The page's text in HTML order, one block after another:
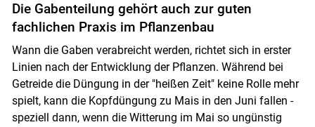
Die Gabenteilung gehört auch zur guten
fachlichen Praxis im Pflanzenbau
Wann die Gaben verabreicht werden, richtet sich in erster
Linien nach der Entwicklung der Pflanzen. Während bei
Getreide die Düngung in der "heißen Zeit" keine Rolle mehr
spielt, kann die Kopfdüngung zu Mais in den Juni fallen -
speziell dann, wenn die Witterung im Mai so ungünstig